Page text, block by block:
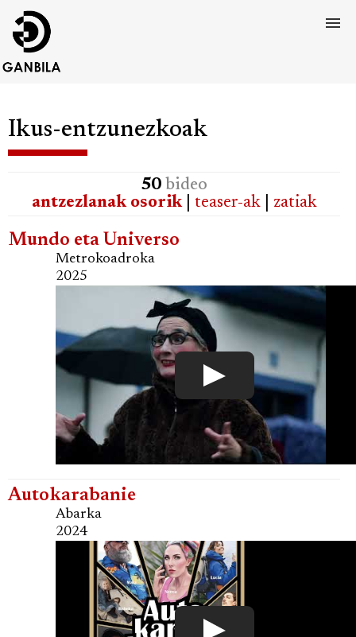
Ikus-entzunezkoak
50 bideo
antzezlanak osorik| teaser-ak| zatiak
Mundo eta Universo
Metrokoadroka
2025
Autokarabanie
Abarka
2024